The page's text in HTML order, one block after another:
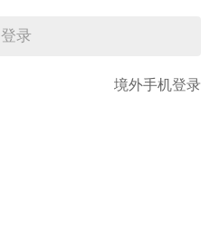
登录
境外手机登录